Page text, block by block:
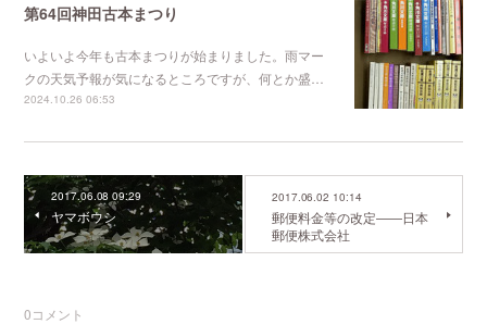
第64回神田古本まつり
いよいよ今年も古本まつりが始まりました。雨マー
クの天気予報が気になるところですが、何とか盛…
2024.10.26 06:53
2017.06.08 09:29
ヤマボウシ
2017.06.02 10:14
郵便料金等の改定――日本
郵便株式会社
0コメント